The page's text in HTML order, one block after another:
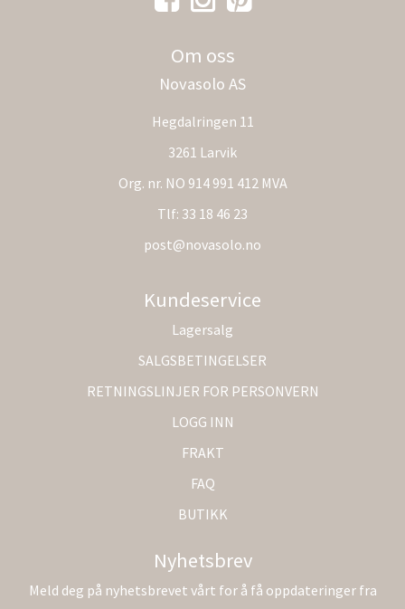
Om oss
Novasolo AS
Hegdalringen 11
3261 Larvik
Org. nr. NO 914 991 412 MVA
Tlf: 33 18 46 23
post@novasolo.no
Kundeservice
Lagersalg
SALGSBETINGELSER
RETNINGSLINJER FOR PERSONVERN
LOGG INN
FRAKT
FAQ
BUTIKK
Nyhetsbrev
Meld deg på nyhetsbrevet vårt for å få oppdateringer fra